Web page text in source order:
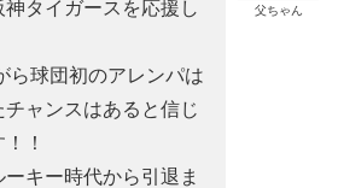
父ちゃん
タイガースを応援し
ら球団初のアレンパは
ャンスはあると信じ
！
キー時代から引退ま